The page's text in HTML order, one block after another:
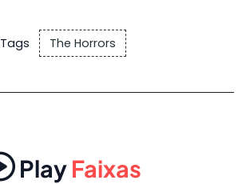
Tags The Horrors
PlayFaixas